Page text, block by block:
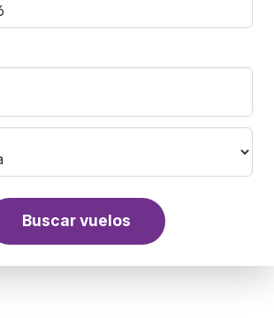
Buscar vuelos